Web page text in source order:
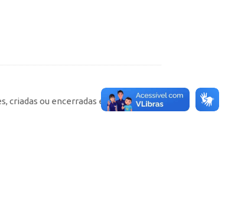
criadas ou encerradas em cada